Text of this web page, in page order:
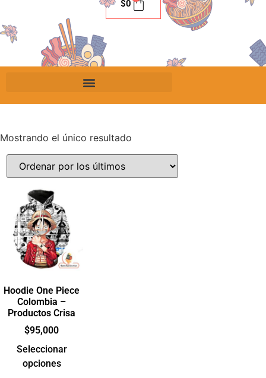
$0
Mostrando el único resultado
Hoodie One Piece
Colombia –
Productos Crisa
$95,000
Seleccionar
opciones